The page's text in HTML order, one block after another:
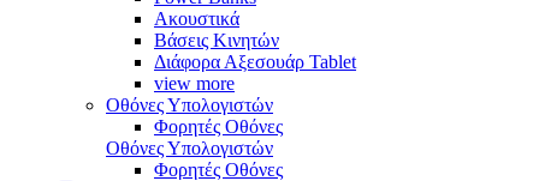
Ακουστικά
Βάσεις Κινητών
Διάφορα Αξεσουάρ Tablet
view more
Οθόνες Υπολογιστών
Φορητές Οθόνες
Οθόνες Υπολογιστών
Φορητές Οθόνες